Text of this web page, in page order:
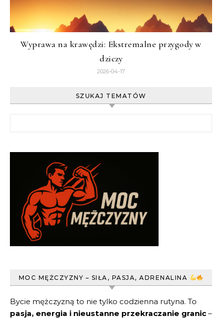
Wyprawa na krawędzi: Ekstremalne przygody w
dziczy
2026-04-17
SZUKAJ TEMATÓW
MOC MĘŻCZYZNY – SIŁA, PASJA, ADRENALINA
Bycie mężczyzną to nie tylko codzienna rutyna. To
pasja, energia i nieustanne przekraczanie granic –